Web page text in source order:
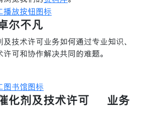
尔不凡
技术许可业务如何通过专业知识、
可和协作解决共同的难题。
化剂及技术许可 – 业务